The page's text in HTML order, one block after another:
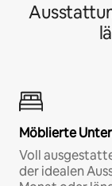
Möblierte
Voll
der idealen